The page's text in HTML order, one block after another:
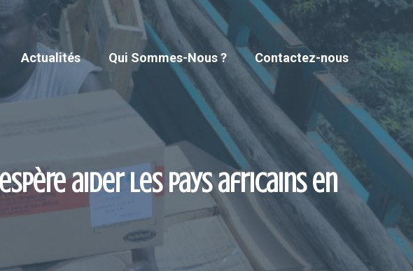
Actualités Qui Sommes-Nous ? Contactez-nous
aider les pays africains en